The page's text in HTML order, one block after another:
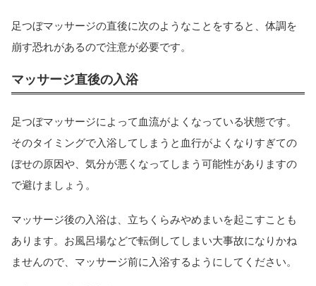
足つぼマッサージの直後に次のようなことをすると、体調を
崩す恐れがあるので注意が必要です。
マッサージ直後の入浴
足つぼマッサージによって血流がよくなっている状態です。
そのタイミングで入浴してしまうと血行がよくなりすぎての
ぼせの原因や、気分が悪くなってしまう可能性がありますの
で避けましょう。
マッサージ後の入浴は、立ちくらみやめまいを起こすことも
あります。お風呂場などで転倒してしまい大事故になりかね
ませんので、マッサージ前に入浴するようにしてください。